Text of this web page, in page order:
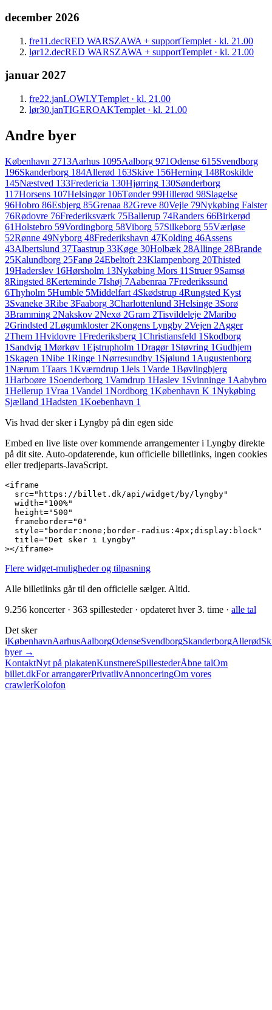
december 2026
fre11.decRED WARSZAWA + supportTemplet · kl. 21.00
lør12.decRED WARSZAWA + supportTemplet · kl. 21.00
januar 2027
fre22.janLOWLYTemplet · kl. 21.00
lør30.janTIGEROAKTemplet · kl. 21.00
Andre byer
København 2713Aarhus 1095Aalborg 971Odense 615Svendborg
196Skanderborg 184Allerød 163Skive 156Herning 148Roskilde
145Næstved 133Fredericia 130Hjørring 130Sønderborg
117Horsens 107Helsingør 106Tønder 99Hillerød 98Slagelse
96Hobro 86Esbjerg 85Grenaa 82Greve 80Vejle 79Nykøbing Falster
76Rødovre 76Frederiksværk 75Ballerup 74Randers 66Birkerød
61Holstebro 59Vordingborg 58Viborg 57Silkeborg 55Værløse
52Rønne 49Nyborg 48Frederikshavn 47Kolding 46Assens
43Albertslund 37Taastrup 33Køge 30Holbæk 28Allinge 28Brande
25Kalundborg 25Fanø 24Ebeltoft 23Klampenborg 20Thisted
19Haderslev 16Hørsholm 13Nykøbing Mors 11 Struer 9Samsø
8Ringsted 8Kerteminde 7Ishøj 7Aabenraa 7Frederikssund
6Thyholm 5Humble 5Middelfart 4Skødstrup 4Rungsted Kyst
3Svaneke 3Ribe 3Faaborg 3Charlottenlund 3Helsinge 3Sorø
3Bramming 2Nakskov 2Nexø 2Gram 2Tisvildeleje 2Maribo
2Grindsted 2Løgumkloster 2Kongens Lyngby 2Vejen 2Agger
2Them 1Hvidovre 1Frederiksberg 1Christiansfeld 1 Skodborg
1 Sandvig 1Mørkøv 1Ejstrupholm 1Dragør 1 Støvring 1Gudhjem
1 Skagen 1Nibe 1Ringe 1Nørresundby 1 Sjølund 1 Augustenborg
1Nærum 1Taars 1Kværndrup 1Jels 1Varde 1Bøvlingbjerg
1Harboøre 1 Soenderborg 1Vamdrup 1Haslev 1 Svinninge 1 Aabybro
1Hellerup 1Vraa 1Vandel 1Nordborg 1København K 1Nykøbing
Sjælland 1Hadsten 1Koebenhavn 1
Vis hvad der sker i Lyngby på din egen side
Embed en live liste over kommende arrangementer i Lyngby direkte
på dit site. Auto-opdaterende, kun officielle billetlinks, ingen cookies
eller tredjeparts-JavaScript.
<iframe
  src="https://billet.dk/api/widget/by/lyngby"
  width="100%"
  height="500"
  frameborder="0"
  style="border:none;border-radius:4px;display:block"
  title="Det sker i Lyngby"
></iframe>
Flere widget-muligheder og tilpasning
Alle billetlinks går til den officielle sælger. Altid.
9.256 koncerter · 363 spillesteder · opdateret hver 3. time · alle tal
Det sker
iKøbenhavnAarhusAalborgOdenseSvendborgSkanderborgAllerød
byer →
KontaktNyt på plakatenKunstnereSpillestederÅbne talOm
billet.dkFor arrangørerPrivatlivAnnonceringOm vores
crawlerKolofon